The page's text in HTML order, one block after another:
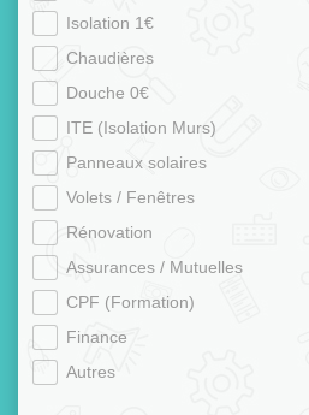
Isolation 1€
Chaudières
Douche 0€
ITE (Isolation Murs)
Panneaux solaires
Volets / Fenêtres
Rénovation
Assurances / Mutuelles
CPF (Formation)
Finance
Autres